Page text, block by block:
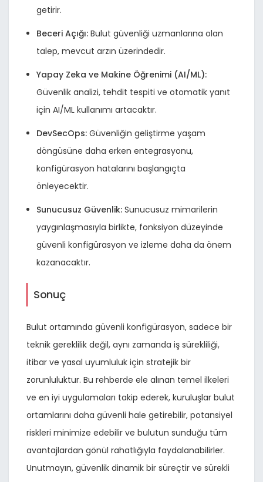
getirir.
Beceri Açığı: Bulut güvenliği uzmanlarına olan
talep, mevcut arzın üzerindedir.
Yapay Zeka ve Makine Öğrenimi (AI/ML):
Güvenlik analizi, tehdit tespiti ve otomatik yanıt
için AI/ML kullanımı artacaktır.
DevSecOps: Güvenliğin geliştirme yaşam
döngüsüne daha erken entegrasyonu,
konfigürasyon hatalarını başlangıçta
önleyecektir.
Sunucusuz Güvenlik: Sunucusuz mimarilerin
yaygınlaşmasıyla birlikte, fonksiyon düzeyinde
güvenli konfigürasyon ve izleme daha da önem
kazanacaktır.
Sonuç
Bulut ortamında güvenli konfigürasyon, sadece bir
teknik gereklilik değil, aynı zamanda iş sürekliliği,
itibar ve yasal uyumluluk için stratejik bir
zorunluluktur. Bu rehberde ele alınan temel ilkeleri
ve en iyi uygulamaları takip ederek, kuruluşlar bulut
ortamlarını daha güvenli hale getirebilir, potansiyel
riskleri minimize edebilir ve bulutun sunduğu tüm
avantajlardan gönül rahatlığıyla faydalanabilirler.
Unutmayın, güvenlik dinamik bir süreçtir ve sürekli